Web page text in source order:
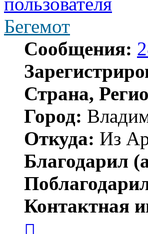
Бегемот
Сообщения:
Страна,
Город:
Откуда: Из
Благодарил
Контактная